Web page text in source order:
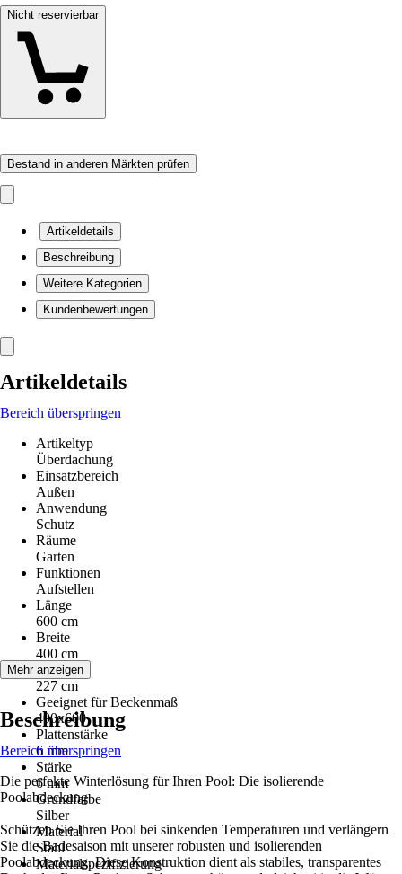
Nicht reservierbar
Bestand in anderen Märkten prüfen
Artikeldetails
Beschreibung
Weitere Kategorien
Kundenbewertungen
Artikeldetails
Bereich überspringen
Artikeltyp
Überdachung
Einsatzbereich
Außen
Anwendung
Schutz
Räume
Garten
Funktionen
Aufstellen
Länge
600 cm
Breite
400 cm
Höhe
227 cm
Geeignet für Beckenmaß
400x600
Plattenstärke
6 mm
Stärke
6 mm
Grundfarbe
Silber
Material
Stahl
Materialspezifizierung
Mehr anzeigen
Beschreibung
Bereich überspringen
Die perfekte Winterlösung für Ihren Pool: Die isolierende
Poolabdeckung
Schützen Sie Ihren Pool bei sinkenden Temperaturen und verlängern
Sie die Badesaison mit unserer robusten und isolierenden
Poolabdeckung. Diese Konstruktion dient als stabiles, transparentes